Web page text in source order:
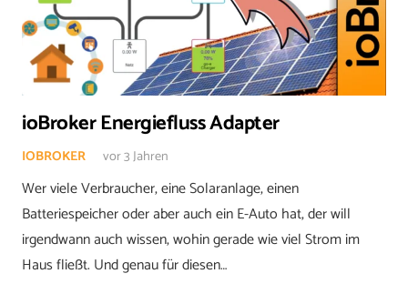
ioBroker Energiefluss Adapter
IOBROKER vor 3 Jahren
Wer viele Verbraucher, eine Solaranlage, einen
Batteriespeicher oder aber auch ein E-Auto hat, der will
irgendwann auch wissen, wohin gerade wie viel Strom im
Haus fließt. Und genau für diesen…